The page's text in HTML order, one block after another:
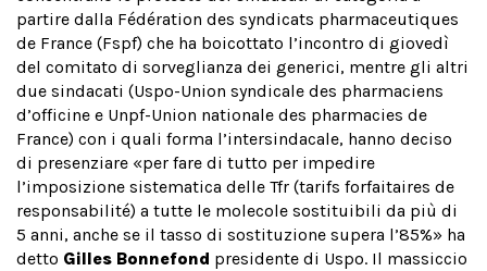
partire dalla Fédération des syndicats pharmaceutiques
de France (Fspf) che ha boicottato l’incontro di giovedì
del comitato di sorveglianza dei generici, mentre gli altri
due sindacati (Uspo-Union syndicale des pharmaciens
d’officine e Unpf-Union nationale des pharmacies de
France) con i quali forma l’intersindacale, hanno deciso
di presenziare «per fare di tutto per impedire
l’imposizione sistematica delle Tfr (tarifs forfaitaires de
responsabilité) a tutte le molecole sostituibili da più di
5 anni, anche se il tasso di sostituzione supera l’85%» ha
detto Gilles Bonnefond presidente di Uspo. Il massiccio